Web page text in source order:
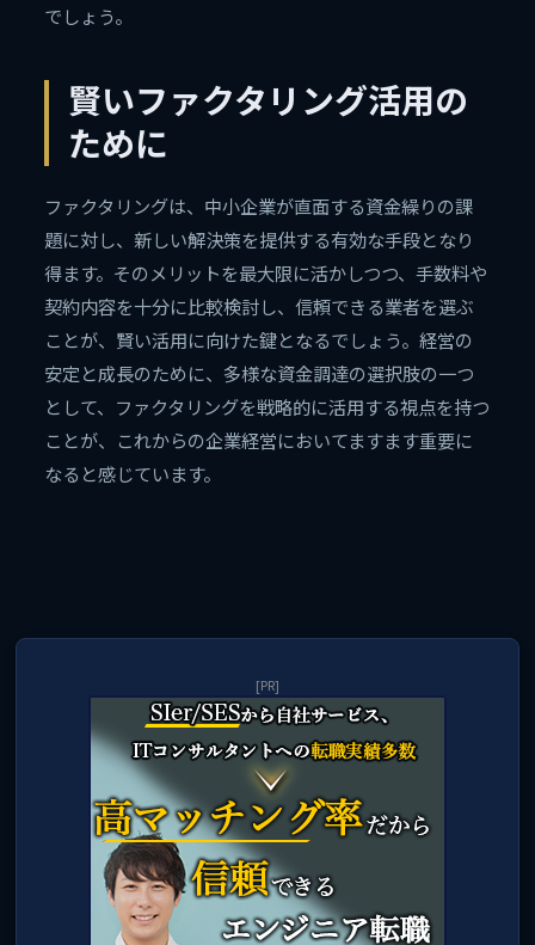
でしょう。
賢いファクタリング活用の
ために
ファクタリングは、中小企業が直面する資金繰りの課
題に対し、新しい解決策を提供する有効な手段となり
得ます。そのメリットを最大限に活かしつつ、手数料や
契約内容を十分に比較検討し、信頼できる業者を選ぶ
ことが、賢い活用に向けた鍵となるでしょう。経営の
安定と成長のために、多様な資金調達の選択肢の一つ
として、ファクタリングを戦略的に活用する視点を持つ
ことが、これからの企業経営においてますます重要に
なると感じています。
[PR]